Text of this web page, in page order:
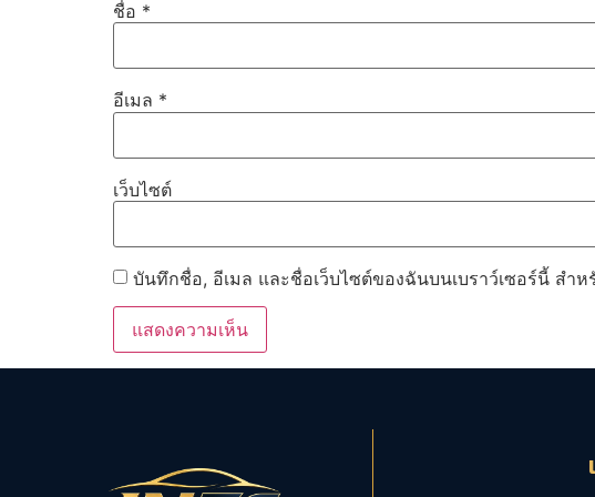
ชื่อ *
อีเมล *
เว็บไซต์
บันทึกชื่อ, อีเมล และชื่อเว็บไซต์ของฉันบนเบราว์เซอร์นี้ สำ